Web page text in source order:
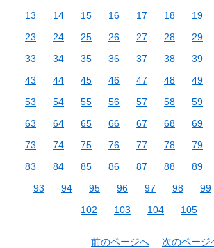
13
14 15 16 17 18 19
23
24 25 26 27 28 29
33
34 35 36 37 38 39
43
44 45 46 47 48 49
53
54 55 56 57 58 59
63
64 65 66 67 68 69
73
74 75 76 77 78 79
83
84 85 86 87 88 89
93
94 95 96 97 98 99
102
103 104 105
前のページへ 次のページ